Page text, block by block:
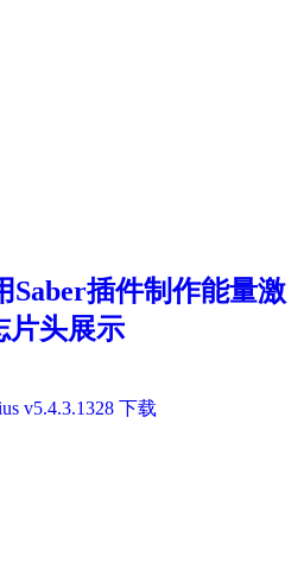
Saber插件制作能量激
片头展示